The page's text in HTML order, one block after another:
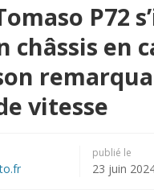
P72
châssis en
vitesse
publié le
23 juin